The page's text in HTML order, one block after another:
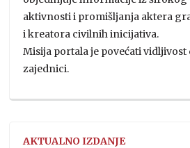
aktivnosti i promišljanja aktera
i kreatora civilnih inicijativa.
Misija portala je povećati
zajednici.
AKTUALNO IZDANJE